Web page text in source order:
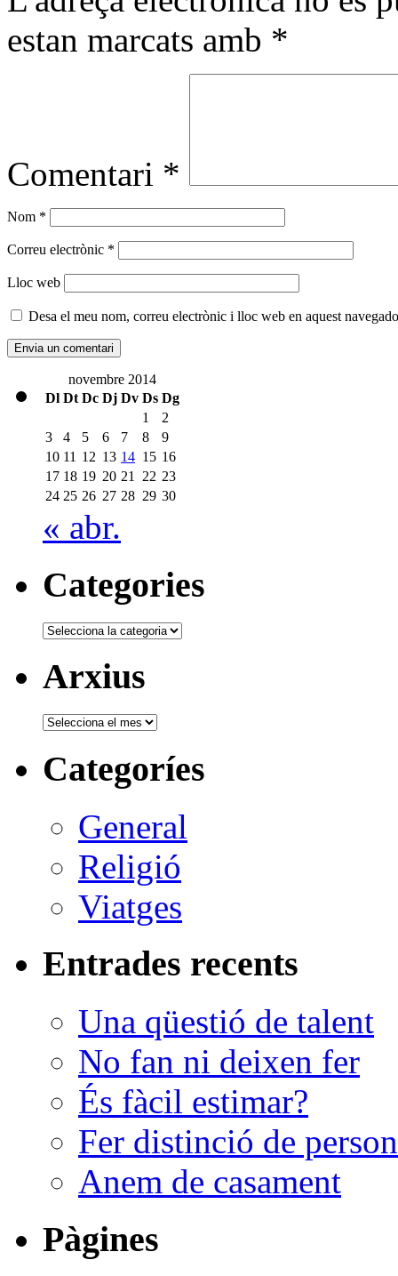
estan marcats amb *
Comentari *
Nom *
Correu electrònic *
Lloc web
Desa el meu nom, correu electrònic i lloc web en aquest
novembre 2014
Dl Dt Dc Dj Dv Ds Dg
1
2
3
4 5 6 7 8
9
10 11 12 13 14 15 16
17 18 19 20 21 22 23
24 25 26 27 28 29 30
« abr.
Categories
Categories
Arxius
Arxius
Categoríes
General
Religió
Viatges
Entrades recents
Una qüestió de talent
No fan ni deixen fer
És fàcil estimar?
Fer distinció de
Anem de casament
Pàgines